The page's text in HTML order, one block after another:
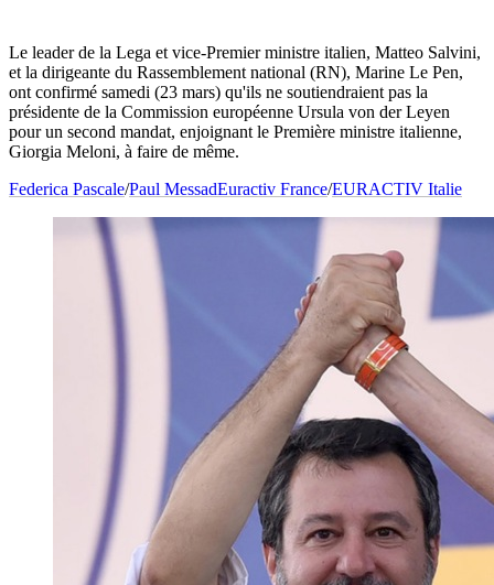
Le leader de la Lega et vice-Premier ministre italien, Matteo Salvini,
et la dirigeante du Rassemblement national (RN), Marine Le Pen,
ont confirmé samedi (23 mars) qu'ils ne soutiendraient pas la
présidente de la Commission européenne Ursula von der Leyen
pour un second mandat, enjoignant le Première ministre italienne,
Giorgia Meloni, à faire de même.
Federica Pascale/Paul MessadEuractiv France/EURACTIV Italie